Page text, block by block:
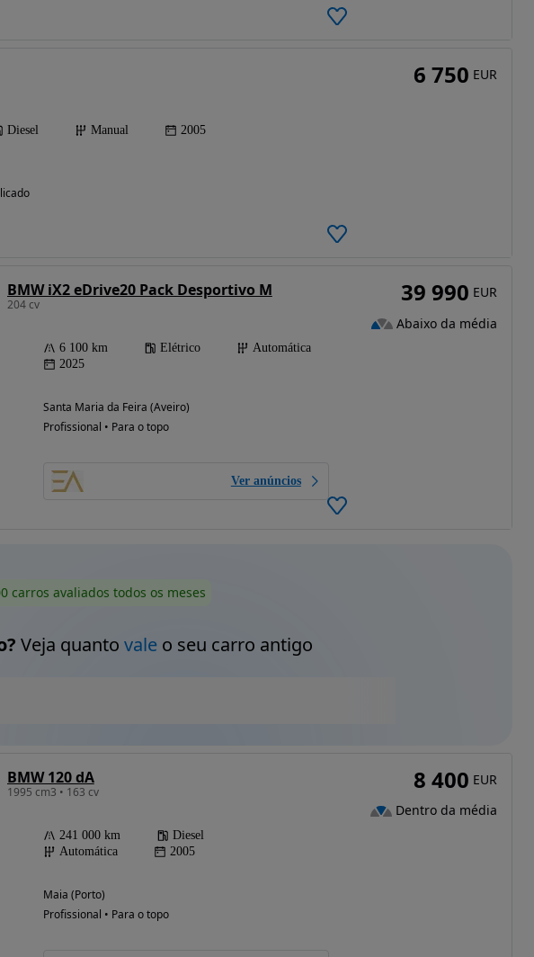
Diesel Manual 2005
6 750 EUR
BMW iX2 eDrive20 Pack Desportivo M
204 cv
6 100 km Elétrico
Automática
2025
Santa Maria da Feira (Aveiro)
Profissional • Para o topo
Ver anúncios
39 990 EUR
Abaixo da média
carros avaliados todos os meses
Veja quanto valeo seu carro antigo
BMW 120 dA
1995 cm3 • 163 cv
241 000 km
Diesel
Automática
2005
Maia (Porto)
Profissional • Para o topo
8 400 EUR
Dentro da média